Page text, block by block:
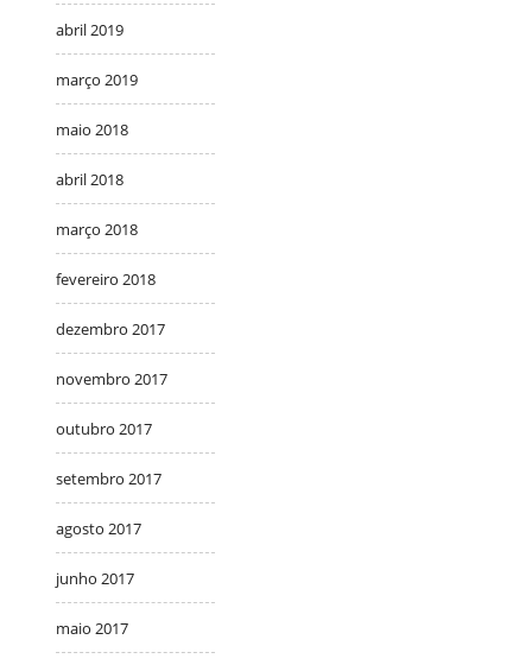
abril 2019
março 2019
maio 2018
abril 2018
março 2018
fevereiro 2018
dezembro 2017
novembro 2017
outubro 2017
setembro 2017
agosto 2017
junho 2017
maio 2017